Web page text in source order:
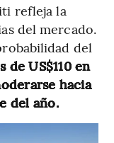
refleja la
del mercado.
del
de US$110 en
hacia
del año.